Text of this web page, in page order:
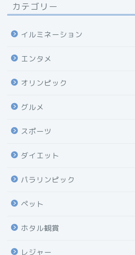
カテゴリー
イルミネーション
エンタメ
オリンピック
グルメ
スポーツ
ダイエット
パラリンピック
ペット
ホタル観賞
レジャー